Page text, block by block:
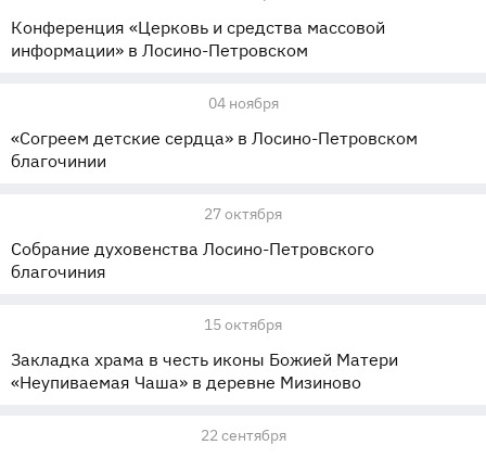
Конференция «Церковь и средства массовой
информации» в Лосино-Петровском
04 ноября
«Согреем детские сердца» в Лосино-Петровском
благочинии
27 октября
Собрание духовенства Лосино-Петровского
благочиния
15 октября
Закладка храма в честь иконы Божией Матери
«Неупиваемая Чаша» в деревне Мизиново
22 сентября